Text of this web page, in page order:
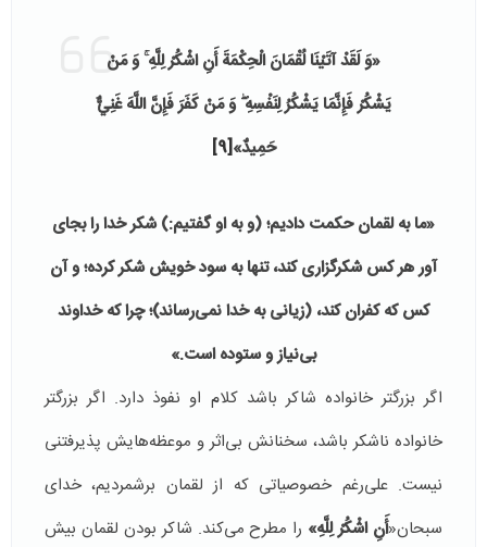
«وَ لَقَدْ آتَيْنَا لُقْمَانَ الْحِكْمَةَ أَنِ اشْكُرْ لِلَّهِ ۚ وَ مَنْ
يَشْكُرْ فَإِنَّمَا يَشْكُرُ لِنَفْسِهِ ۖ وَ مَنْ كَفَرَ فَإِنَّ اللَّهَ غَنِيٌّ
حَمِيدٌ»[9]
«ما به لقمان حکمت دادیم؛ (و به او گفتیم:) شکر خدا را بجای
آور هر کس شکرگزاری کند، تنها به سود خویش شکر کرده؛ و آن
کس که کفران کند، (زیانی به خدا نمی‌رساند)؛ چرا که خداوند
بی‌نیاز و ستوده است.»
اگر بزرگتر خانواده شاکر باشد کلام او نفوذ دارد. اگر بزرگتر
خانواده ناشکر باشد، سخنانش بی‌اثر و موعظه‌هایش پذیرفتنی
نیست. علی‌رغم خصوصیاتی که از لقمان برشمردیم، خدای
سبحان«أَنِ اشْكُرْ لِلَّهِ» را مطرح می‌کند. شاکر بودن لقمان بیش